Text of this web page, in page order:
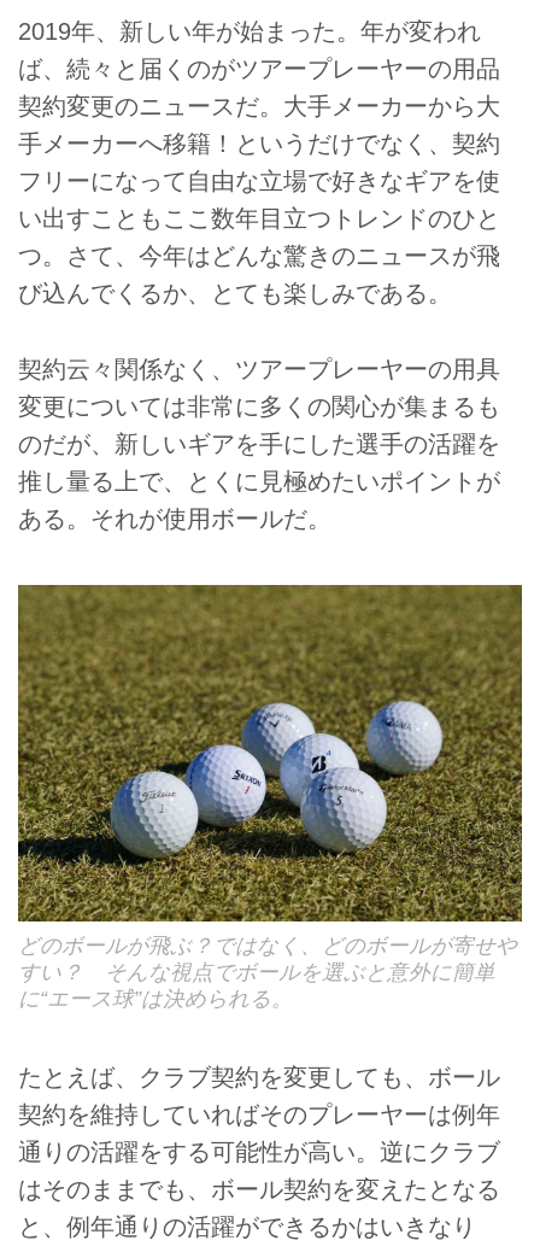
2019年、新しい年が始まった。年が変われ
ば、続々と届くのがツアープレーヤーの用品
契約変更のニュースだ。大手メーカーから大
手メーカーへ移籍！というだけでなく、契約
フリーになって自由な立場で好きなギアを使
い出すこともここ数年目立つトレンドのひと
つ。さて、今年はどんな驚きのニュースが飛
び込んでくるか、とても楽しみである。
契約云々関係なく、ツアープレーヤーの用具
変更については非常に多くの関心が集まるも
のだが、新しいギアを手にした選手の活躍を
推し量る上で、とくに見極めたいポイントが
ある。それが使用ボールだ。
どのボールが飛ぶ？ではなく、どのボールが寄せや
すい？ そんな視点でボールを選ぶと意外に簡単
に“エース球”は決められる。
たとえば、クラブ契約を変更しても、ボール
契約を維持していればそのプレーヤーは例年
通りの活躍をする可能性が高い。逆にクラブ
はそのままでも、ボール契約を変えたとなる
と、例年通りの活躍ができるかはいきなり